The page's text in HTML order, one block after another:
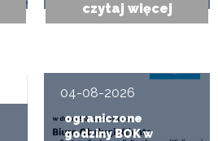
czytaj więcej
04-08-2026
ograniczone
godziny BOK w